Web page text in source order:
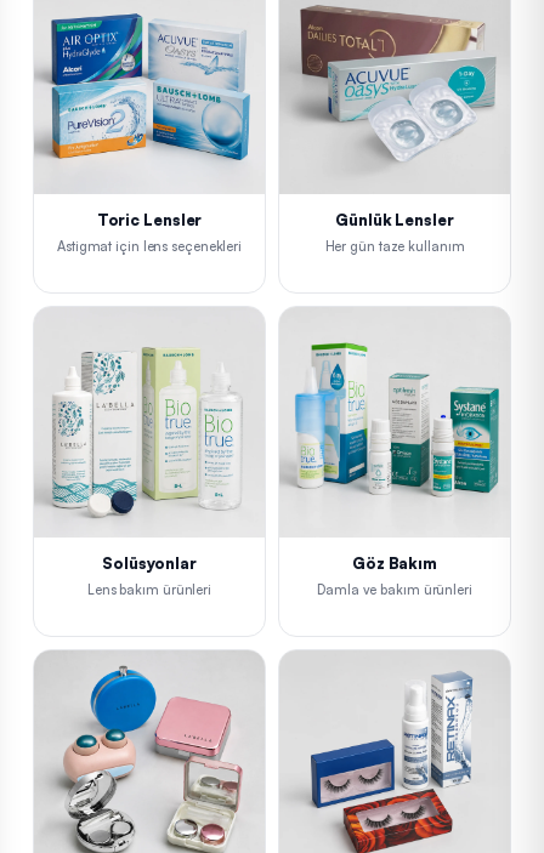
Toric Lensler
Astigmat için lens seçenekleri
Günlük Lensler
Her gün taze kullanım
Solüsyonlar
Lens bakım ürünleri
Göz Bakım
Damla ve bakım ürünleri